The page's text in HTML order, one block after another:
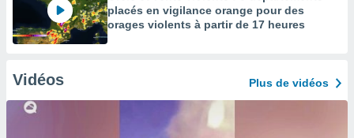
placés en vigilance orange pour des
orages violents à partir de 17 heures
Vidéos Plus de vidéos